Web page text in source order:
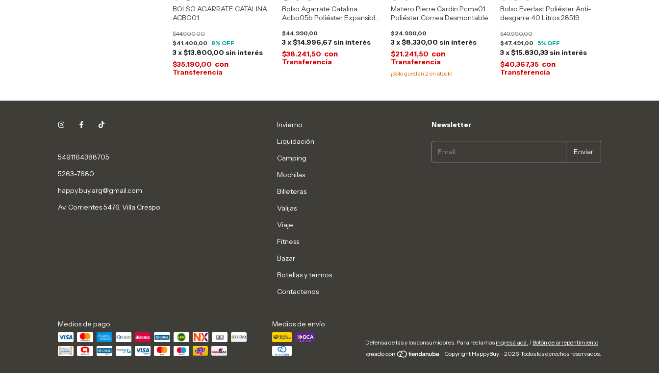
BOLSO AGARRATE CATALINA
ACBO01
$41.400,00
$44.900,00
8% OFF
3x$13.800,00 sin interés
$35.190,00 con
Bolso Agarrate Catalina
Acbo05b Poliéster Expansible
$44.990,00
3x$14.996,67 sin interés
$38.241,50 con
Matero Pierre Cardin Pcma01
Poliéster Correa Desmontable
$24.990,00
3x$8.330,00 sin interés
$21.241,50 con
¡Solo quedan2 en stock!
Bolso Everlast Poliéster Anti-
desgarre 40 Litros 28519
$47.491,00
$49.990,00
5% OFF
3x$15.830,33 sin interés
$40.367,35 con
5491164388705
5263-7680
happy.buy.arg@gmail.com
Av. Corrientes 5476, Villa Crespo
Invierno
Liquidación
Camping
Mochilas
Billeteras
Valijas
Viaje
Fitness
Bazar
Botellas y termos
Contactenos
Newsletter
Medios de pago Medios de envío
Defensa de las y los consumidores. Para reclamos ingresá acá. / Botón de arrepentimiento
Copyright HappyBuy - 2026. Todos los derechos reservados.